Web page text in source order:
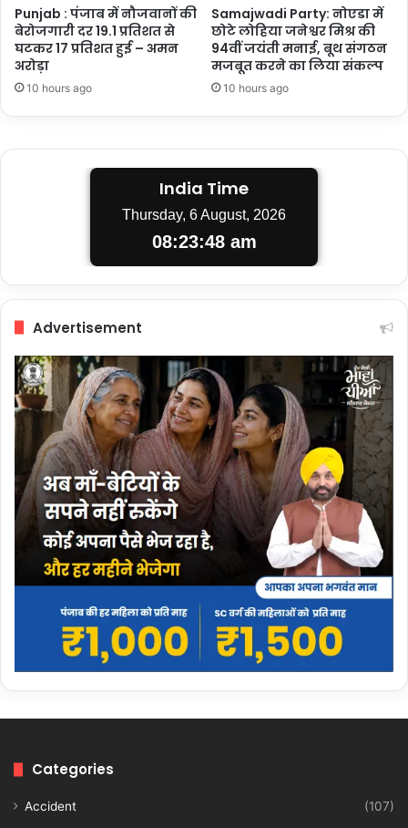
Punjab : पंजाब में नौजवानों की
बेरोजगारी दर 19.1 प्रतिशत से
घटकर 17 प्रतिशत हुई – अमन
अरोड़ा
10 hours ago
Samajwadi Party: नोएडा में
छोटे लोहिया जनेश्वर मिश्र की
94वीं जयंती मनाई, बूथ संगठन
मजबूत करने का लिया संकल्प
10 hours ago
India Time
Thursday, 6 August, 2026
08:23:48 am
Advertisement
Categories
Accident
(107)